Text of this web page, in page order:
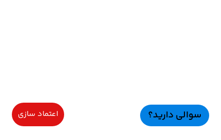
سوالی دارید؟ اعتماد سازی